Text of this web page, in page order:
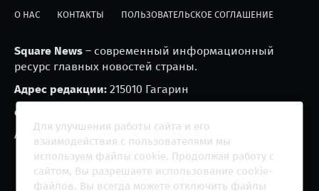
О НАС КОНТАКТЫ ПОЛЬЗОВАТЕЛЬСКОЕ СОГЛАШЕНИЕ
Square News – современный информационный
ресурс главных новостей страны.
Адрес редакции: 215010 Гагарин
e-mail:
Агрегатор новостей «Square news» (18+)
Для улучшения работы сайта и его
взаимодействия с пользователями мы
используем файлы cookie. Продолжая работу с
сайтом, Вы разрешаете использование cookie-
файлов. Вы всегда можете отключить файлы